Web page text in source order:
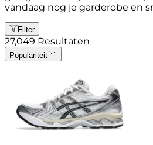
vandaag nog je garderobe en
Filter
27,049 Resultaten
Populariteit